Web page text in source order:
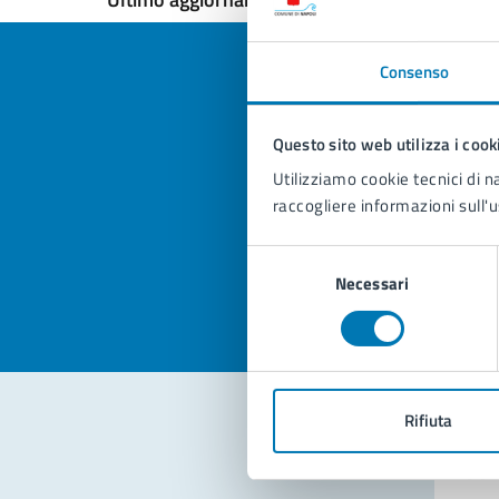
Consenso
Questo sito web utilizza i
Utilizziamo cookie tecnici di
raccogliere informazioni
Necessari
Rifiuta